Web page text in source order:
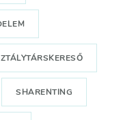
SHARENTING